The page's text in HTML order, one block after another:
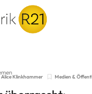
Alice Klinkhammer Medien &